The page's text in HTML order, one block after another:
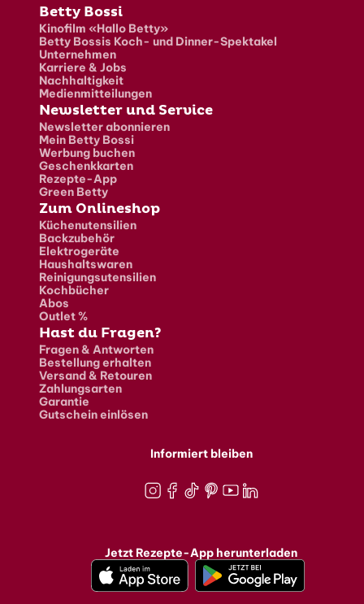
Fusszeile
Betty Bossi
Kinofilm «Hallo Betty»
Betty Bossis Koch- und Dinner-Spektakel
Unternehmen
Karriere & Jobs
Nachhaltigkeit
Medienmitteilungen
Newsletter und Service
Newsletter abonnieren
Mein Betty Bossi
Werbung buchen
Geschenkkarten
Rezepte-App
Green Betty
Zum Onlineshop
Küchenutensilien
Backzubehör
Elektrogeräte
Haushaltswaren
Reinigungsutensilien
Kochbücher
Abos
Outlet %
Hast du Fragen?
Fragen & Antworten
Bestellung erhalten
Versand & Retouren
Zahlungsarten
Garantie
Gutschein einlösen
Informiert bleiben
Jetzt Rezepte-App herunterladen